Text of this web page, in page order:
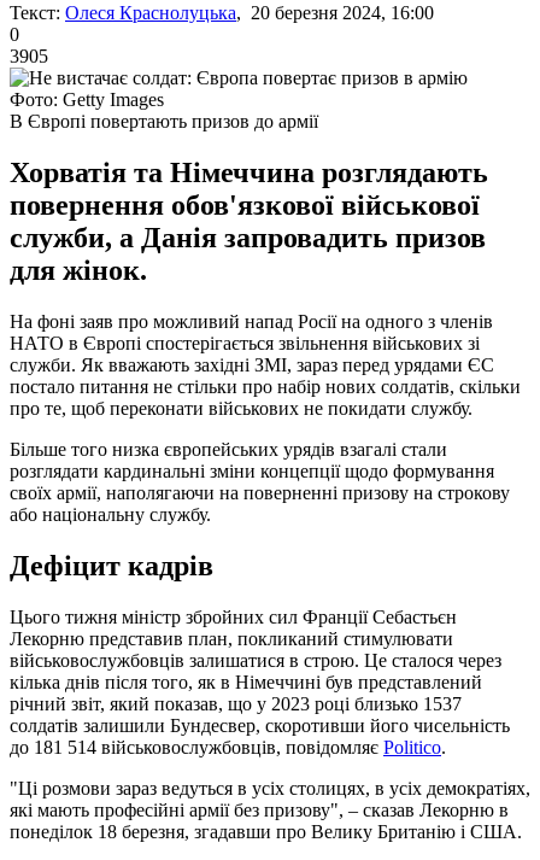
Текст: Олеся Краснолуцька, 20 березня 2024, 16:00
0
3905
Фото: Getty Images
В Європі повертають призов до армії
Хорватія та Німеччина розглядають
повернення обов'язкової військової
служби, а Данія запровадить призов
для жінок.
На фоні заяв про можливий напад Росії на одного з членів
НАТО в Європі спостерігається звільнення військових зі
служби. Як вважають західні ЗМІ, зараз перед урядами ЄС
постало питання не стільки про набір нових солдатів, скільки
про те, щоб переконати військових не покидати службу.
Більше того низка європейських урядів взагалі стали
розглядати кардинальні зміни концепції щодо формування
своїх армії, наполягаючи на поверненні призову на строкову
або національну службу.
Дефіцит кадрів
Цього тижня міністр збройних сил Франції Себастьєн
Лекорню представив план, покликаний стимулювати
військовослужбовців залишатися в строю. Це сталося через
кілька днів після того, як в Німеччині був представлений
річний звіт, який показав, що у 2023 році близько 1537
солдатів залишили Бундесвер, скоротивши його чисельність
до 181 514 військовослужбовців, повідомляє Politico.
"Ці розмови зараз ведуться в усіх столицях, в усіх демократіях,
які мають професійні армії без призову", – сказав Лекорню в
понеділок 18 березня, згадавши про Велику Британію і США.